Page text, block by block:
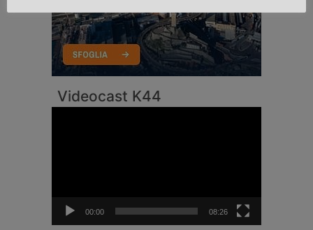
Videocast K44
00:00 08:26